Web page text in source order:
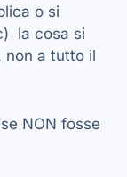
o si
la cosa si
non a tutto il
NON fosse